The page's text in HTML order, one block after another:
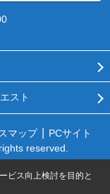
スト
マップ
PCサイト
reserved.
ビス向上検討を目的と